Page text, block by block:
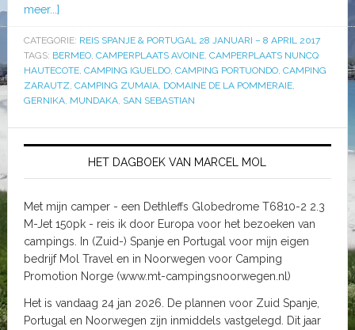
meer...]
CATEGORIE: REIS SPANJE & PORTUGAL 28 JANUARI – 8 APRIL 2017
TAGS: BERMEO, CAMPERPLAATS AVOINE, CAMPERPLAATS NUNCQ
HAUTECOTE, CAMPING IGUELDO, CAMPING PORTUONDO, CAMPING
ZARAUTZ, CAMPING ZUMAIA, DOMAINE DE LA POMMERAIE,
GERNIKA, MUNDAKA, SAN SEBASTIAN
HET DAGBOEK VAN MARCEL MOL
Met mijn camper - een Dethleffs Globedrome T6810-2 2.3
M-Jet 150pk - reis ik door Europa voor het bezoeken van
campings. In (Zuid-) Spanje en Portugal voor mijn eigen
bedrijf Mol Travel en in Noorwegen voor Camping
Promotion Norge (www.mt-campingsnoorwegen.nl)
Het is vandaag 24 jan 2026. De plannen voor Zuid Spanje,
Portugal en Noorwegen zijn inmiddels vastgelegd. Dit jaar